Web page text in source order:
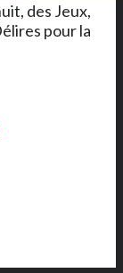
des Jeux,
pour la